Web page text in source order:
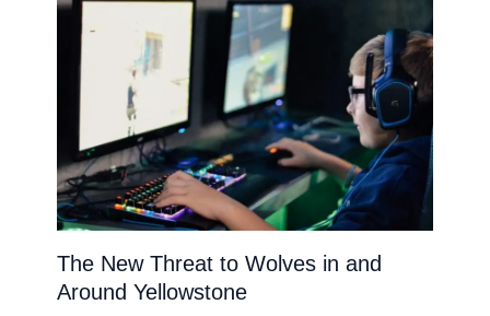
The New Threat to Wolves in and
Around Yellowstone